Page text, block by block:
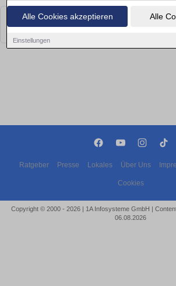
Alle Cookies akzeptieren Alle
Einstellungen
Leider konnten wir derzeit keine passenden
bald wieder vorbei!
Ratgeber Presse Lokales Über Uns
Cookies
Copyright © 2000 - 2026 | 1A Infosysteme GmbH |
06.08.2026